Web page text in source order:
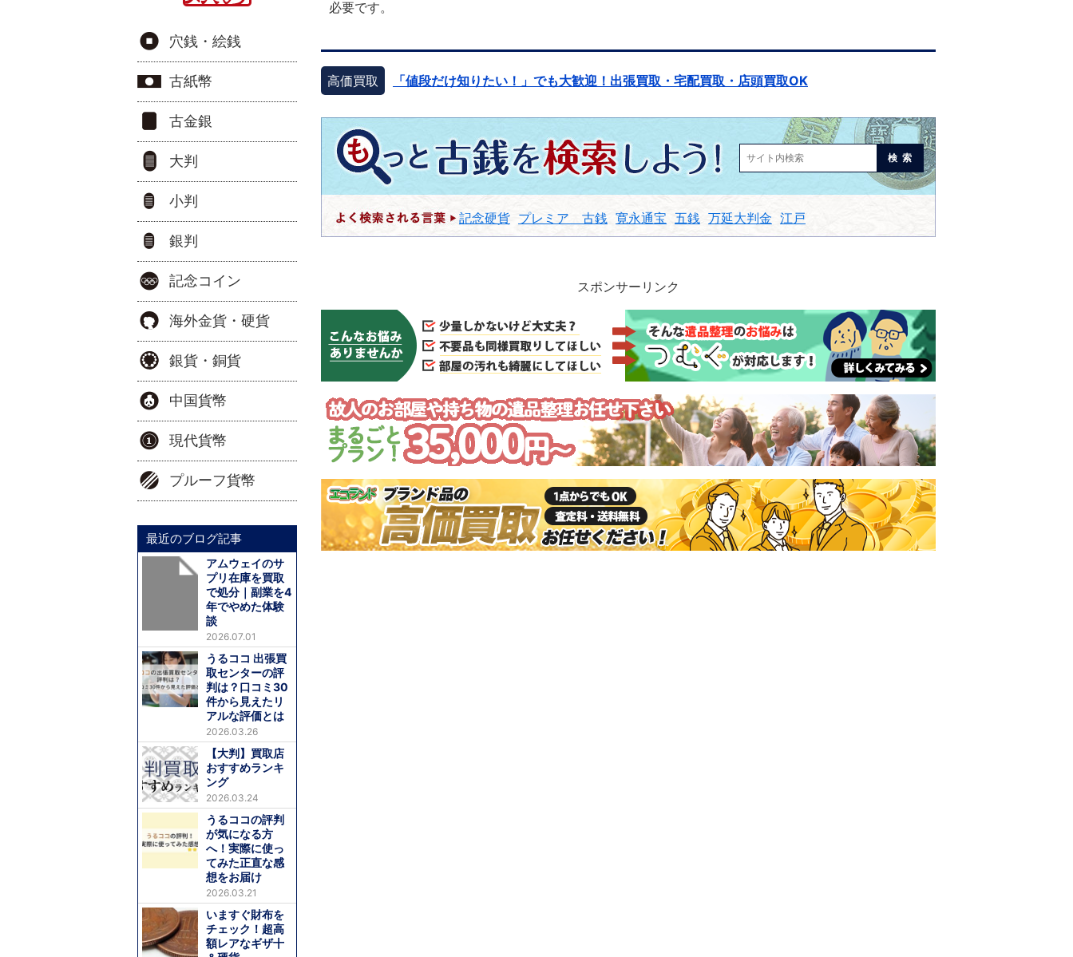
必要です。
高価買取 「値段だけ知りたい！」でも大歓迎！出張買取・宅配買取・店頭買取OK
検索
記念硬貨 プレミア 古銭 寛永通宝 五銭 万延大判金 江戸
スポンサーリンク
穴銭・絵銭
古紙幣
古金銀
大判
小判
銀判
記念コイン
海外金貨・硬貨
銀貨・銅貨
中国貨幣
現代貨幣
プルーフ貨幣
最近のブログ記事
アムウェイのサ
プリ在庫を買取
で処分｜副業を4
年でやめた体験
談
2026.07.01
うるココ 出張買
取センターの評
判は？口コミ30
件から見えたリ
アルな評価とは
2026.03.26
【大判】買取店
おすすめランキ
ング
2026.03.24
うるココの評判
が気になる方
へ！実際に使っ
てみた正直な感
想をお届け
2026.03.21
いますぐ財布を
チェック！超高
額レアなギザ十